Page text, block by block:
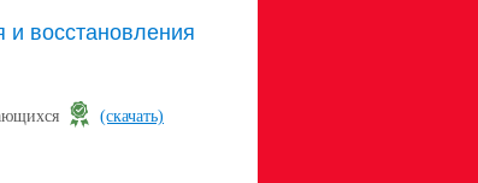
и восстановления
(скачать)